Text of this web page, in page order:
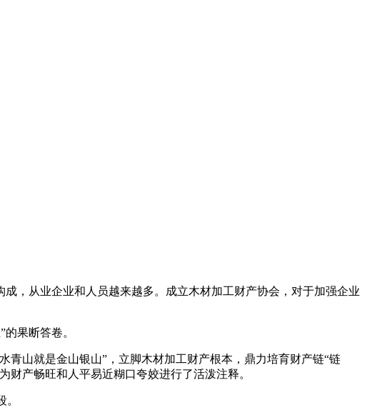
，从业企业和人员越来越多。成立木材加工财产协会，对于加强企业
果断答卷。
山就是金山银山”，立脚木材加工财产根本，鼎力培育财产链“链
财产畅旺和人平易近糊口夸姣进行了活泼注释。